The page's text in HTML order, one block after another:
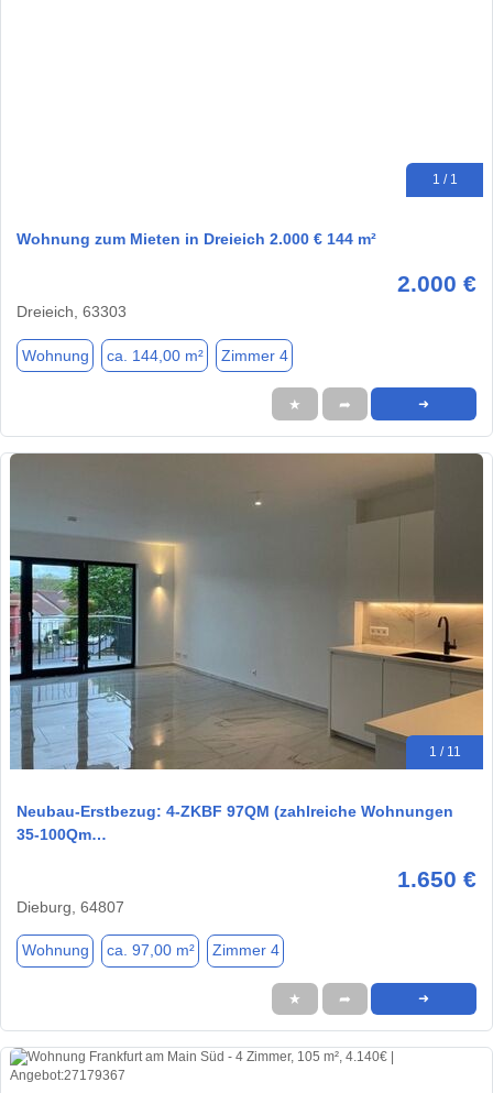
1 / 1
Wohnung zum Mieten in Dreieich 2.000 € 144 m²
2.000 €
Dreieich, 63303
Wohnung ca. 144,00 m² Zimmer 4
★ ➦ ➜
1 / 11
Neubau-Erstbezug: 4-ZKBF 97QM (zahlreiche Wohnungen
35-100Qm…
1.650 €
Dieburg, 64807
Wohnung ca. 97,00 m² Zimmer 4
★ ➦ ➜